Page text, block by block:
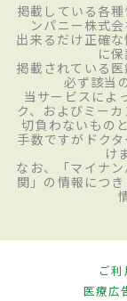
掲載している各
ンパニー株式
出来るだけ正確
に
掲載されている
必ず該当
当サービスによ
ク、およびミー
切負わないもの
手数ですがドク
け
なお、「マイナ
関」の情報につ
ご
医療広